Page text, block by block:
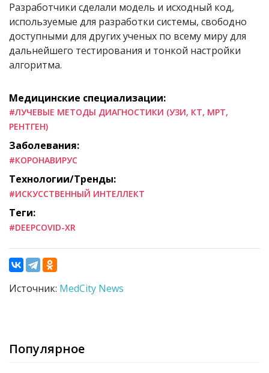
Разработчики сделали модель и исходный код,
используемые для разработки системы, свободно
доступными для других ученых по всему миру для
дальнейшего тестирования и тонкой настройки
алгоритма.
Медицинские специализации:
#ЛУЧЕВЫЕ МЕТОДЫ ДИАГНОСТИКИ (УЗИ, КТ, МРТ,
РЕНТГЕН)
Заболевания:
#КОРОНАВИРУС
Технологии/Тренды:
#ИСКУССТВЕННЫЙ ИНТЕЛЛЕКТ
Теги:
#DEEPCOVID-XR
Источник: MedCity News
Популярное